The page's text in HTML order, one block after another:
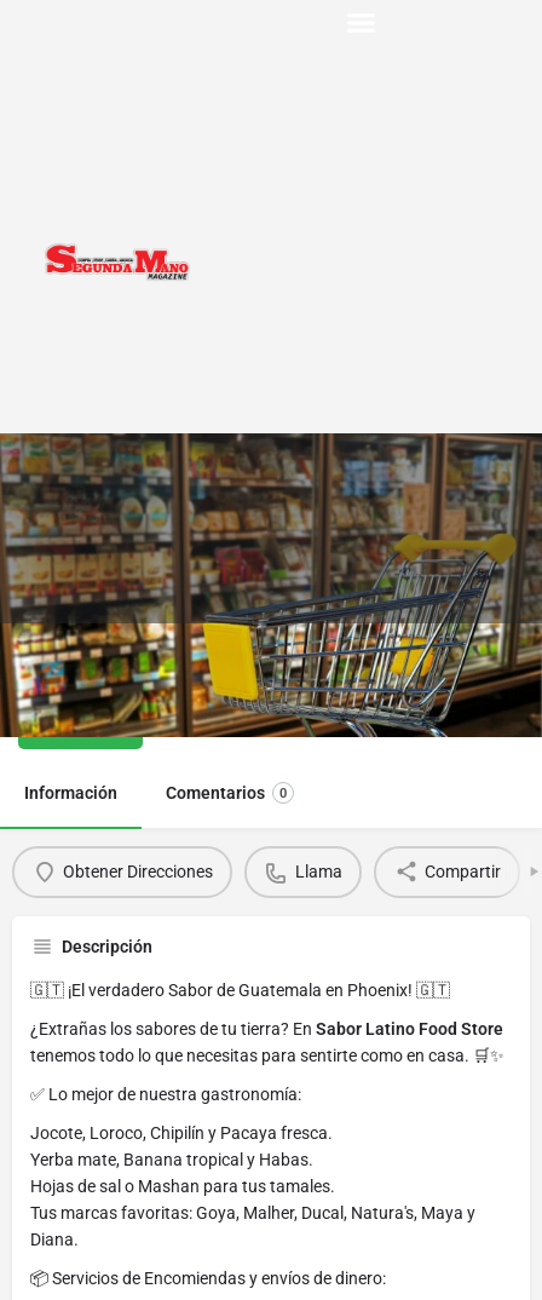
Sabor Latino Food Store
Llama
Información Comentarios 0
Obtener Direcciones Llama Compartir
Descripción
🇬🇹 ¡El verdadero Sabor de Guatemala en Phoenix! 🇬🇹
¿Extrañas los sabores de tu tierra? En Sabor Latino Food Store
tenemos todo lo que necesitas para sentirte como en casa. 🛒✨
✅ Lo mejor de nuestra gastronomía:
Jocote, Loroco, Chipilín y Pacaya fresca.
Yerba mate, Banana tropical y Habas.
Hojas de sal o Mashan para tus tamales.
Tus marcas favoritas: Goya, Malher, Ducal, Natura's, Maya y
Diana.
📦 Servicios de Encomiendas y envíos de dinero: